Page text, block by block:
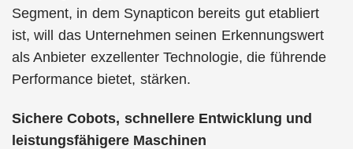
Segment, in dem Synapticon bereits gut etabliert
ist, will das Unternehmen seinen Erkennungswert
als Anbieter exzellenter Technologie, die führende
Performance bietet, stärken.
Sichere Cobots, schnellere Entwicklung und
leistungsfähigere Maschinen